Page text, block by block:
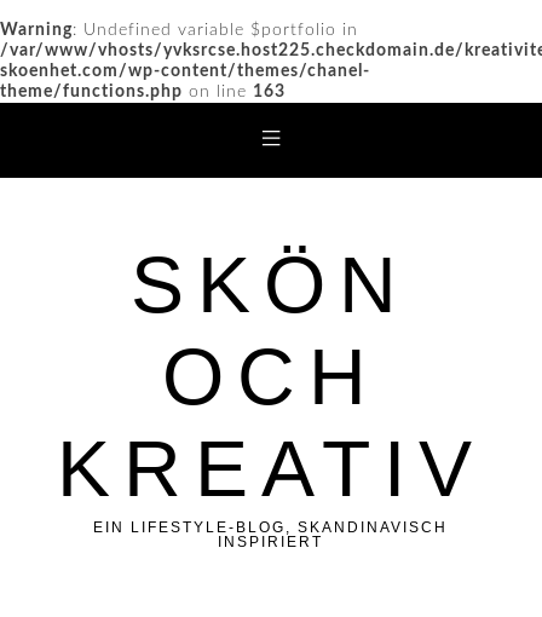
Warning: Undefined variable $portfolio in
/var/www/vhosts/yvksrcse.host225.checkdomain.de/
skoenhet.com/wp-content/themes/chanel-
theme/functions.php on line 163
SKÖN
OCH
KREATIV
EIN LIFESTYLE-BLOG, SKANDINAVISCH
INSPIRIERT